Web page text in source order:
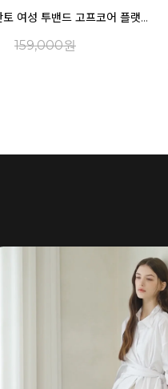
마쯔 by 엘칸토 남성 릴렉스 울 스니커즈 3cm LCMS57M613
169,000원